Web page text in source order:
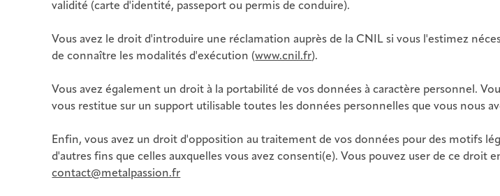
validité (carte d'identité, passeport ou permis de conduire).
Vous avez le droit d'introduire une réclamation auprès de la CNIL si vous l'estimez
de connaître les modalités d'exécution (www.cnil.fr).
Vous avez également un droit à la portabilité de vos données à caractère personnel.
vous restitue sur un support utilisable toutes les données personnelles que vous nous
Enfin, vous avez un droit d'opposition au traitement de vos données pour des motifs
d'autres fins que celles auxquelles vous avez consenti(e). Vous pouvez user de ce
contact@metalpassion.fr